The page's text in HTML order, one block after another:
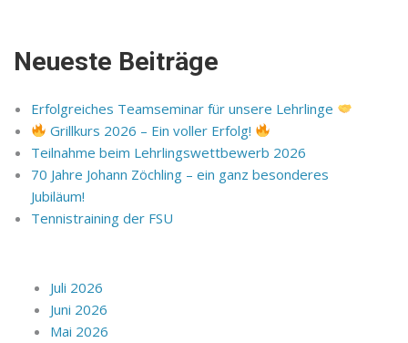
Neueste Beiträge
Erfolgreiches Teamseminar für unsere Lehrlinge
Grillkurs 2026 – Ein voller Erfolg!
Teilnahme beim Lehrlingswettbewerb 2026
70 Jahre Johann Zöchling – ein ganz besonderes
Jubiläum!
Tennistraining der FSU
Juli 2026
Juni 2026
Mai 2026